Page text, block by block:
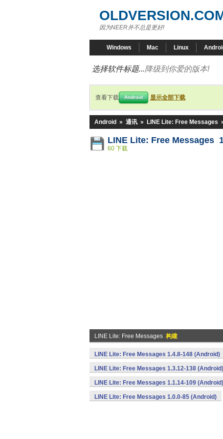
因为NEER并不总是更好!
Windows Mac Linux
选择软件标题...降级到你爱的版本!
查看下载 Android 显示全部下载
Android » 通讯 » LINE Lite: Free Messages
LINE Lite: Free Messages
60 下载
LINE Lite: Free Messages 构建
LINE Lite: Free Messages 1.4.8-148 (Android)
LINE Lite: Free Messages 1.3.12-138 (Android)
LINE Lite: Free Messages 1.1.14-109 (Android)
LINE Lite: Free Messages 1.0.0-85 (Android)